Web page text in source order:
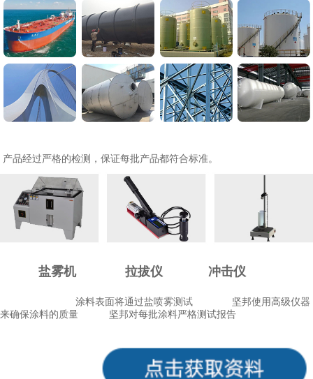
产品经过严格的检测，保证每批产品都符合标准。
盐雾机 拉拔仪 冲击仪
涂料表面将通过盐喷雾测试
坚邦使用高级仪器
来确保涂料的质量
坚邦对每批涂料严格测试报告